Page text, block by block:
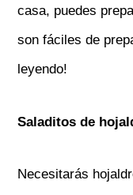
casa, puedes
son fáciles de
leyendo!
Saladitos de
Necesitarás